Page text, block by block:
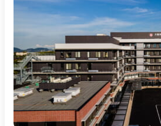
メニューを閉じる